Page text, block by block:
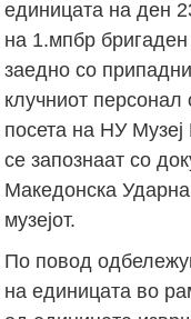
единицата на ден
на 1.мпбр
заедно со
клучниот
посета на НУ
се запознаат со
Македонска
музејот.
По повод
на единицата во